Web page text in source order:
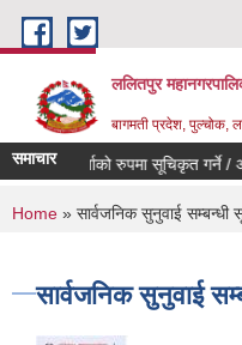
Skip to main content
ललितपुर
बागमती प्रदेश, पुल्चोक,
समाचार
मेलमिलापकर्ताको रुपमा सूचिकृत गर्ने /
You are here
Home » सार्वजनिक सुनुवाई सम्बन्धी
सार्वजनिक सुनुवाई